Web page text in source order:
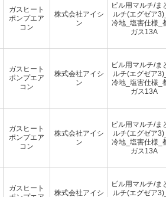
ガスヒート
ポンプエア
コン
株式会社アイシ
ン
ビル用マルチ/ま
ルチ(エグゼア
冷地_塩害仕様_
ガス13A
ガスヒート
ポンプエア
コン
株式会社アイシ
ン
ビル用マルチ/ま
ルチ(エグゼア
冷地_塩害仕様_
ガス13A
ガスヒート
ポンプエア
コン
株式会社アイシ
ン
ビル用マルチ/ま
ルチ(エグゼア
冷地_塩害仕様_
ガス13A
ガスヒート
株式会社アイシ
ビル用マルチ/ま
ルチ(エグゼア